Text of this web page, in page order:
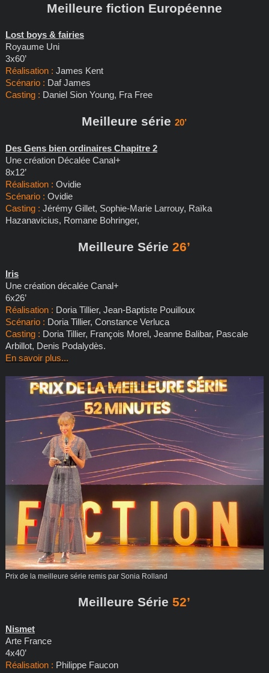
Meilleure fiction Européenne
Lost boys & fairies
Royaume Uni
3x60’
Réalisation : James Kent
Scénario : Daf James
Casting : Daniel Sion Young, Fra Free
Meilleure série20’
Des Gens bien ordinaires Chapitre 2
Une création Décalée Canal+
8x12’
Réalisation : Ovidie
Scénario : Ovidie
Casting : Jérémy Gillet, Sophie-Marie Larrouy, Raïka
Hazanavicius, Romane Bohringer,
Meilleure Série26’
Iris
Une création décalée Canal+
6x26’
Réalisation : Doria Tillier, Jean-Baptiste Pouilloux
Scénario : Doria Tillier, Constance Verluca
Casting : Doria Tillier, François Morel, Jeanne Balibar, Pascale
Arbillot, Denis Podalydès.
En savoir plus...
Prix de la meilleure série remis par Sonia Rolland
Meilleure Série52’
Nismet
Arte France
4x40’
Réalisation : Philippe Faucon